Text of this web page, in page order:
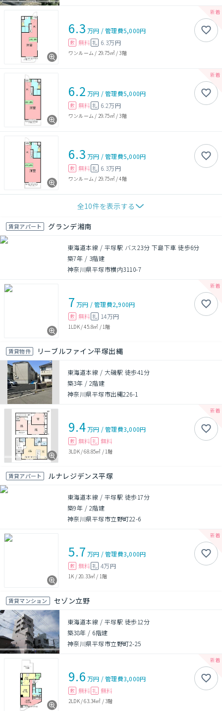
6.3 万円 /管理費5,000円
敷 無料 礼 6.3万円
ワンルーム / 29.75㎡/3階
6.2 万円 /管理費5,000円
敷 無料 礼 6.2万円
ワンルーム / 29.75㎡/3階
6.3 万円 /管理費5,000円
敷 無料 礼 6.3万円
ワンルーム / 29.75㎡/4階
全10件を表示する
賃貸アパート グランデ湘南
東海道本線 / 平塚駅 バス23分 下島下車 徒歩6分
築7年 / 3階建
神奈川県平塚市横内3110-7
7 万円 /管理費2,900円
敷 無料 礼 14万円
1LDK/45.8㎡ / 1階
賃貸物件 リーブルファイン平塚出縄
東海道本線 / 大磯駅 徒歩41分
築3年 / 2階建
神奈川県平塚市出縄226-1
9.4万円 /管理費3,000円
敷 無料 礼 無料
3LDK/68.85㎡ / 1階
賃貸アパート ルナレジデンス平塚
東海道本線 / 平塚駅 徒歩17分
築9年 / 2階建
神奈川県平塚市立野町22-6
5.7 万円 /管理費3,000円
敷 無料 礼 4万円
1K / 20.33㎡ / 1階
賃貸マンション セゾン立野
東海道本線 / 平塚駅 徒歩12分
築38年 / 6階建
神奈川県平塚市立野町2-25
9.6 万円 /管理費3,000円
敷 無料 礼 無料
2LDK/63.34㎡ /3階